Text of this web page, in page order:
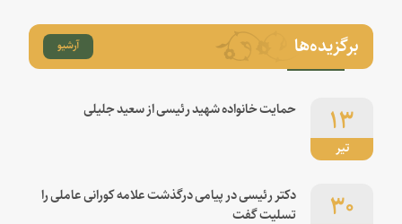
برگزیده‌ها آرشیو
تیر
۱۳ حمایت خانواده شهید رئیسی از سعید جلیلی
۳۰
دکتر رئیسی در پیامی درگذشت علامه کورانی عاملی را
تسلیت گفت